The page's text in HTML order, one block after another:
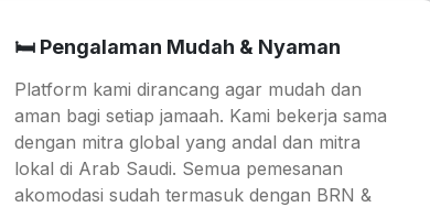
🛏️ Pengalaman Mudah & Nyaman
Platform kami dirancang agar mudah dan
aman bagi setiap jamaah. Kami bekerja sama
dengan mitra global yang andal dan mitra
lokal di Arab Saudi. Semua pemesanan
akomodasi sudah termasuk dengan BRN &